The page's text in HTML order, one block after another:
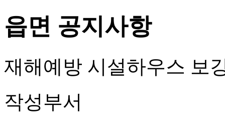
읍면 공지사항
재해예방 시설하우스 보
작성부서